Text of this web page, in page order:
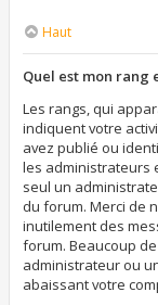
Haut
Quel est mon rang
Les rangs, qui
indiquent votre
avez publié ou
les administrateurs
seul un
du forum. Merci de
inutilement des
forum. Beaucoup
administrateur ou
abaissant votre